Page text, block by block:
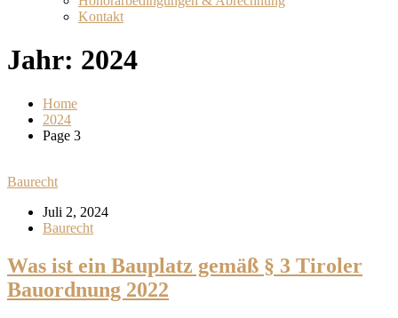
Kontakt
Jahr: 2024
Home
2024
Page 3
Baurecht
Juli 2, 2024
Baurecht
Was ist ein Bauplatz gemäß § 3 Tiroler
Bauordnung 2022